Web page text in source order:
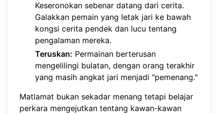
Keseronokan sebenar datang dari cerita.
Galakkan pemain yang letak jari ke bawah
kongsi cerita pendek dan lucu tentang
pengalaman mereka.
Teruskan: Permainan berterusan
mengelilingi bulatan, dengan orang terakhir
yang masih angkat jari menjadi "pemenang."
Matlamat bukan sekadar menang tetapi belajar
perkara mengejutkan tentang kawan-kawan